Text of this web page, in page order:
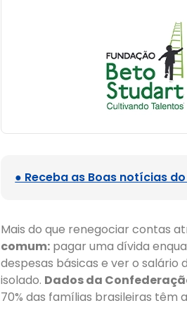
● Receba as Boas notícias
Mais do que renegociar contas
comum: pagar uma dívida
despesas básicas e ver o salário
isolado. Dados da
70% das famílias brasileiras têm